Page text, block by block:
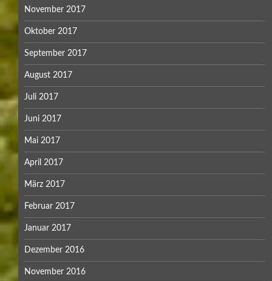
November 2017
Oktober 2017
September 2017
August 2017
Juli 2017
Juni 2017
Mai 2017
April 2017
März 2017
Februar 2017
Januar 2017
Dezember 2016
November 2016